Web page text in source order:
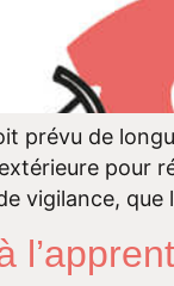
prévu de
pour
vigilance,